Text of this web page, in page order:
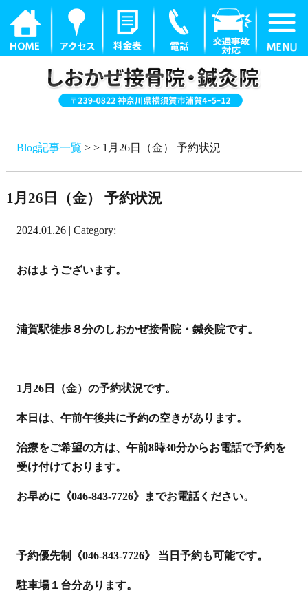
Blog記事一覧 > > 1月26日（金） 予約状況
1月26日（金） 予約状況
2024.01.26 | Category:
おはようございます。
浦賀駅徒歩８分のしおかぜ接骨院・鍼灸院です。
1月26日（金）の予約状況です。
本日は、午前午後共に予約の空きがあります。
治療をご希望の方は、午前8時30分からお電話で予約を
受け付けております。
お早めに《046-843-7726》までお電話ください。
予約優先制《046-843-7726》 当日予約も可能です。
駐車場１台分あります。